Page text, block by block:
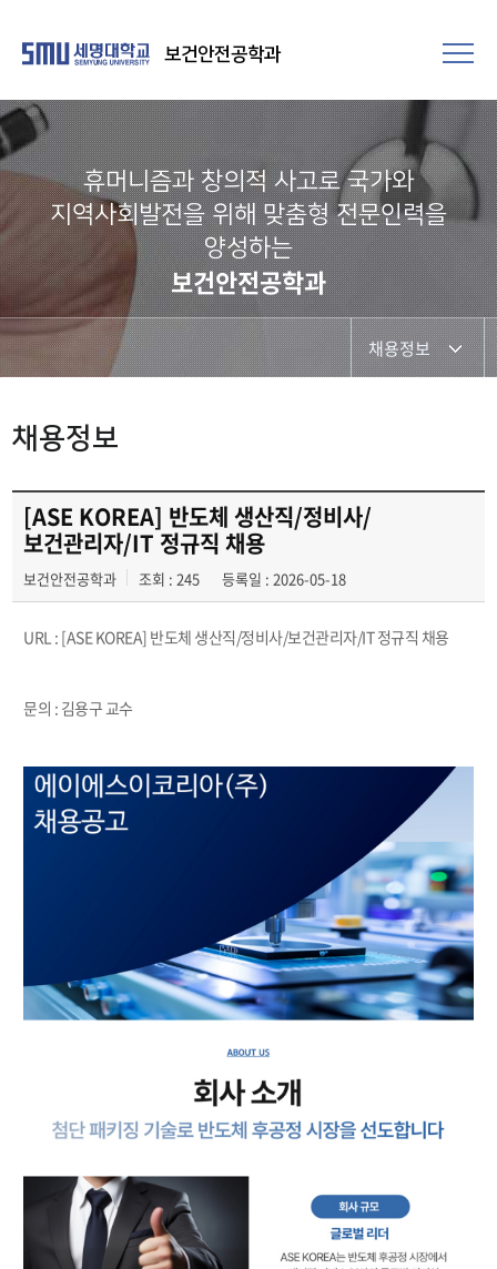
보건안전공학과
휴머니즘과 창의적 사고로 국가와
지역사회발전을 위해 맞춤형 전문인력을
양성하는
보건안전공학과
채용정보
취업우수사례
채용정보
[ASE KOREA] 반도체 생산직/정비사/
보건관리자/IT 정규직 채용
보건안전공학과 조회 : 245 등록일 : 2026-05-18
URL : [ASE KOREA] 반도체 생산직/정비사/보건관리자/IT 정규직 채용
문의 : 김용구 교수